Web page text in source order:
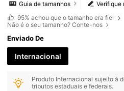
Verifique
Guia de tamanhos
95% achou que o tamanho era fiel
Não é o seu tamanho? Conte-nos
Enviado De
Internacional
Produto Internacional sujeito à
tributos estaduais e federais.